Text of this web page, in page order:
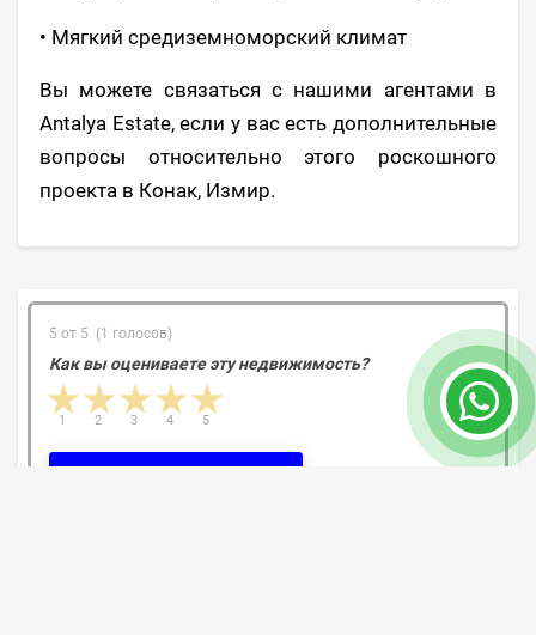
• Мягкий средиземноморский климат
Вы можете связаться с нашими агентами в
Antalya Estate, если у вас есть дополнительные
вопросы относительно этого роскошного
проекта в Конак, Измир.
5 от 5 (1 голосов)
Как вы оцениваете эту недвижимость?
4 stars
3 stars
2 stars
1 star 5
4
3
2
1